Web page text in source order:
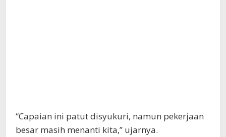
“Capaian ini patut disyukuri, namun pekerjaan
besar masih menanti kita,” ujarnya.